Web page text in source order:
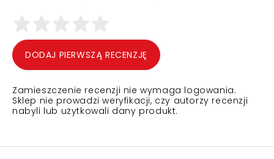
DODAJ PIERWSZĄ RECENZJĘ
Zamieszczenie recenzji nie wymaga logowania.
Sklep nie prowadzi weryfikacji, czy autorzy recenzji
nabyli lub użytkowali dany produkt.